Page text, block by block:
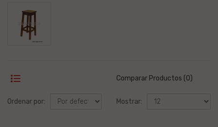
Comparar Productos (0)
Ordenar por: Mostrar: